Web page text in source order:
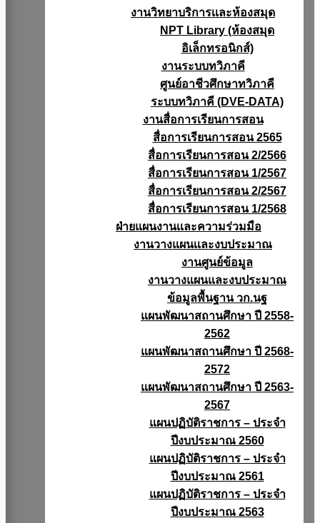
งานวิทยาบริการเเละห้องสมุด
NPT Library (ห้องสมุด
อิเล็กทรอนิกส์)
งานระบบทวิภาคี
ศูนย์อาชีวศึกษาทวิภาคี
ระบบทวิภาคี (DVE-DATA)
งานสื่อการเรียนการสอน
สื่อการเรียนการสอน 2565
สื่อการเรียนการสอน 2/2566
สื่อการเรียนการสอน 1/2567
สื่อการเรียนการสอน 2/2567
สื่อการเรียนการสอน 1/2568
ฝ่ายแผนงานเเละความร่วมมือ
งานวางแผนเเละงบประมาณ
งานศูนย์ข้อมูล
งานวางแผนและงบประมาณ
ข้อมูลพื้นฐาน วก.นฐ
แผนพัฒนาสถานศึกษา ปี 2558-
2562
แผนพัฒนาสถานศึกษา ปี 2568-
2572
แผนพัฒนาสถานศึกษา ปี 2563-
2567
แผนปฏิบัติราชการ – ประจำ
ปีงบประมาณ 2560
แผนปฏิบัติราชการ – ประจำ
ปีงบประมาณ 2561
แผนปฏิบัติราชการ – ประจำ
ปีงบประมาณ 2563